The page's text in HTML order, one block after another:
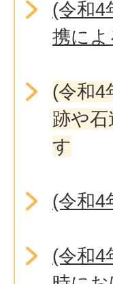
(令和4
携に
(令和4
跡や
す
(令和4
(令和4